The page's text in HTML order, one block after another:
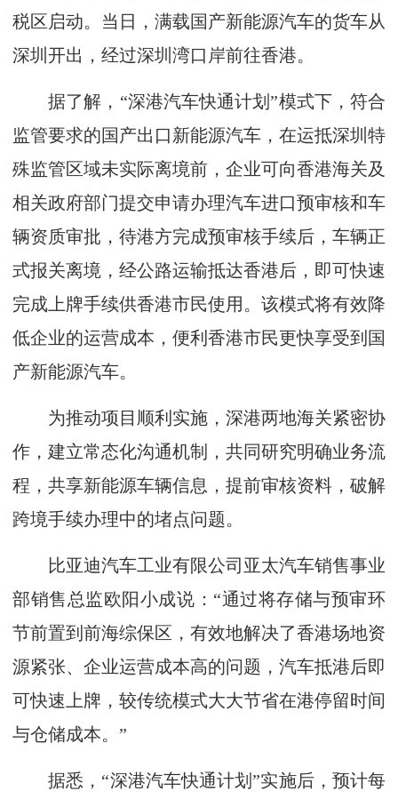
税区启动。当日，满载国产新能源汽车的货车从
深圳开出，经过深圳湾口岸前往香港。
据了解，“深港汽车快通计划”模式下，符合
监管要求的国产出口新能源汽车，在运抵深圳特
殊监管区域未实际离境前，企业可向香港海关及
相关政府部门提交申请办理汽车进口预审核和车
辆资质审批，待港方完成预审核手续后，车辆正
式报关离境，经公路运输抵达香港后，即可快速
完成上牌手续供香港市民使用。该模式将有效降
低企业的运营成本，便利香港市民更快享受到国
产新能源汽车。
为推动项目顺利实施，深港两地海关紧密协
作，建立常态化沟通机制，共同研究明确业务流
程，共享新能源车辆信息，提前审核资料，破解
跨境手续办理中的堵点问题。
比亚迪汽车工业有限公司亚太汽车销售事业
部销售总监欧阳小成说：“通过将存储与预审环
节前置到前海综保区，有效地解决了香港场地资
源紧张、企业运营成本高的问题，汽车抵港后即
可快速上牌，较传统模式大大节省在港停留时间
与仓储成本。”
据悉，“深港汽车快通计划”实施后，预计每